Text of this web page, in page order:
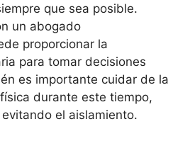
que sea posible.
un abogado
proporcionar la
para tomar decisiones
es importante cuidar de la
durante este tiempo,
el aislamiento.